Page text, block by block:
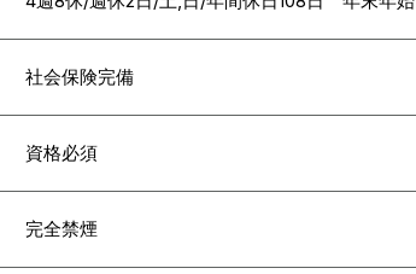
社会保険完備
資格必須
完全禁煙